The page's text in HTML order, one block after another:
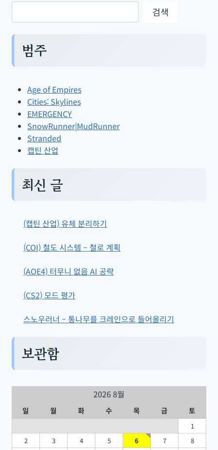
검색
범주
Age of Empires
Cities: Skylines
EMERGENCY
SnowRunner|MudRunner
Stranded
캡틴 산업
최신 글
(캡틴 산업) 유체 분리하기
(COI) 철도 시스템 – 철로 계획
(AOE4) 터무니 없음 AI 공략
(CS2) 모드 평가
스노우러너 – 통나무를 크레인으로 들어올리기
보관함
2026 8월
일 월 화 수 목 금 토
1
2
3 4 5 6 7
8